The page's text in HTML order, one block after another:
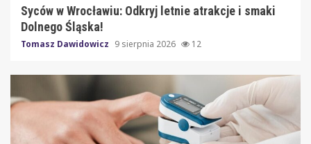
Syców w Wrocławiu: Odkryj letnie atrakcje i smaki
Dolnego Śląska!
Tomasz Dawidowicz 9 sierpnia 2026 12